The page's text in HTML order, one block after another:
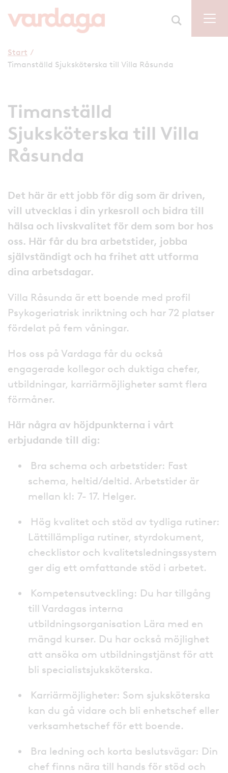
Start /
Timanställd Sjuksköterska till Villa Råsunda
Timanställd
Sjuksköterska till Villa
Råsunda
Det här är ett jobb för dig som är driven,
vill utvecklas i din yrkesroll och bidra till
hälsa och livskvalitet för dem som bor hos
oss. Här får du bra arbetstider, jobba
självständigt och ha frihet att utforma
dina arbetsdagar.
Villa Råsunda är ett boende med profil
Psykogeriatrisk inriktning och har 72 platser
fördelat på fem våningar.
Hos oss på Vardaga får du också
engagerade kollegor och duktiga chefer,
utbildningar, karriärmöjligheter samt flera
förmåner.
Här några av höjdpunkterna i vårt
erbjudande till dig:
Bra schema och arbetstider: Fast
schema, heltid/deltid. Arbetstider är
mellan kl: 7- 17. Helger.
Hög kvalitet och stöd av tydliga rutiner:
Lättillämpliga rutiner, styrdokument,
checklistor och kvalitetsledningssystem
ger dig ett omfattande stöd i arbetet.
Kompetensutveckling: Du har tillgång
till Vardagas interna
utbildningsorganisation Lära med en
mängd kurser. Du har också möjlighet
att ansöka om utbildningstjänst för att
bli specialistsjuksköterska.
Karriärmöjligheter: Som sjuksköterska
kan du gå vidare och bli enhetschef eller
verksamhetschef för ett boende.
Bra ledning och korta beslutsvägar: Din
chef finns nära till hands för stöd och